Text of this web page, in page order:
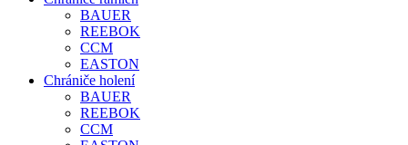
BAUER
REEBOK
CCM
EASTON
Chrániče holení
BAUER
REEBOK
CCM